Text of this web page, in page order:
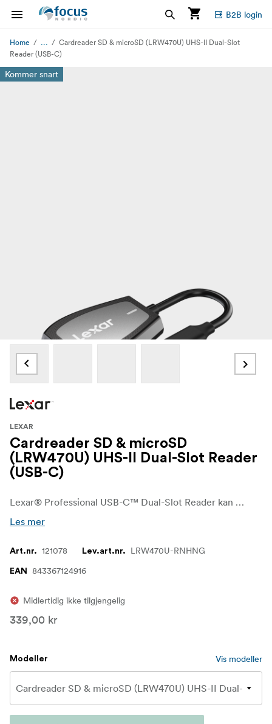
B2B login
Home ...
Cardreader SD & microSD (LRW470U) UHS-II Dual-Slot
Reader (USB-C)
Kommer snart
LEXAR
Cardreader SD & microSD
(LRW470U) UHS-II Dual-Slot Reader
(USB-C)
Lexar® Professional USB-C™ Dual-Slot Reader kan brukes med SD™- og microSD™ UHS-II-kort og gir kreative personer raske overføringshastigheter på opptil 312 MB/s1 lesing. For ekstra bekvemmelighet er den bakoverkompatibel med UHS-I-kort og har en USB-C™-kontakt for å fungere med USB-C™-datamaskiner.
Les mer
Art.nr. 121078 Lev.art.nr. LRW470U-RNHNG
EAN 843367124916
Midlertidig ikke tilgjengelig
339,00 kr
Modeller Vis modeller